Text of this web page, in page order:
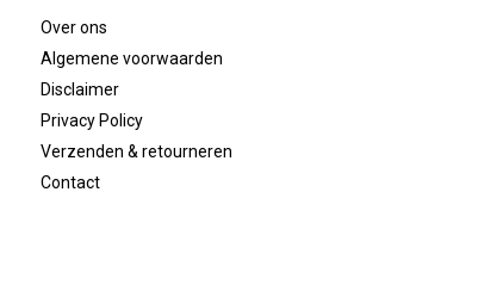
Over ons
Algemene voorwaarden
Disclaimer
Privacy Policy
Verzenden & retourneren
Contact